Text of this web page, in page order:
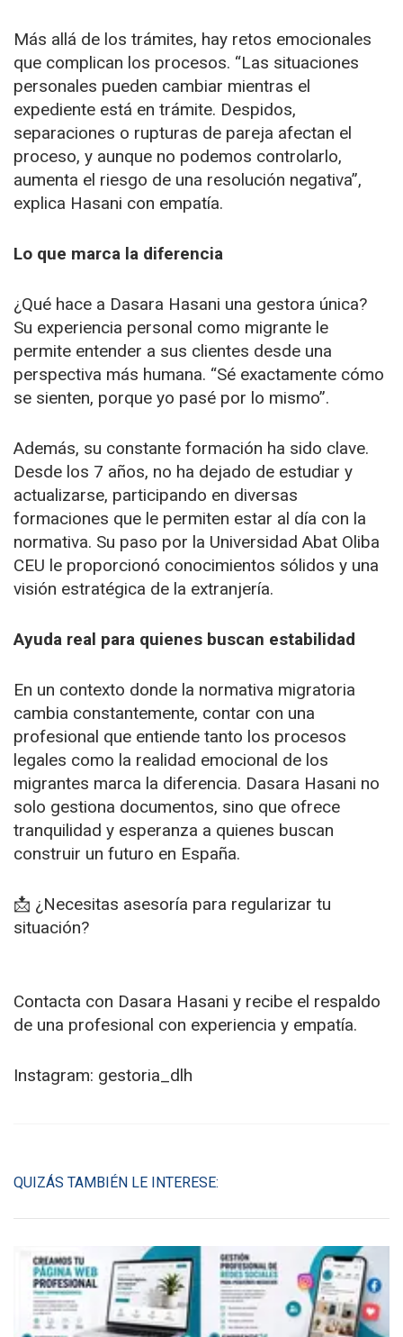
Más allá de los trámites, hay retos emocionales
que complican los procesos. “Las situaciones
personales pueden cambiar mientras el
expediente está en trámite. Despidos,
separaciones o rupturas de pareja afectan el
proceso, y aunque no podemos controlarlo,
aumenta el riesgo de una resolución negativa”,
explica Hasani con empatía.
Lo que marca la diferencia
¿Qué hace a Dasara Hasani una gestora única?
Su experiencia personal como migrante le
permite entender a sus clientes desde una
perspectiva más humana. “Sé exactamente cómo
se sienten, porque yo pasé por lo mismo”.
Además, su constante formación ha sido clave.
Desde los 7 años, no ha dejado de estudiar y
actualizarse, participando en diversas
formaciones que le permiten estar al día con la
normativa. Su paso por la Universidad Abat Oliba
CEU le proporcionó conocimientos sólidos y una
visión estratégica de la extranjería.
Ayuda real para quienes buscan estabilidad
En un contexto donde la normativa migratoria
cambia constantemente, contar con una
profesional que entiende tanto los procesos
legales como la realidad emocional de los
migrantes marca la diferencia. Dasara Hasani no
solo gestiona documentos, sino que ofrece
tranquilidad y esperanza a quienes buscan
construir un futuro en España.
📩 ¿Necesitas asesoría para regularizar tu
situación?
Contacta con Dasara Hasani y recibe el respaldo
de una profesional con experiencia y empatía.
Instagram: gestoria_dlh
QUIZÁS TAMBIÉN LE INTERESE: